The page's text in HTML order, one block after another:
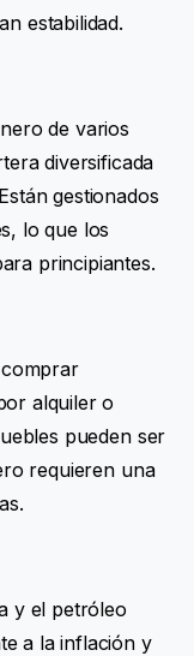
estabilidad.
de varios
diversificada
gestionados
lo que los
principiantes.
alquiler o
pueden ser
requieren una
y el petróleo
a la inflación y